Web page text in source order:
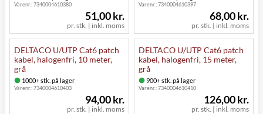
Varenr.:7340004610380
pr. stk. | inkl. moms
51,00 kr.
Varenr.:7340004610397
pr. stk. | inkl. moms
68,00 kr.
DELTACO U/UTP Cat6 patch
kabel, halogenfri, 10 meter,
grå
1000+ stk. på lager
Varenr.:7340004610403
pr. stk. | inkl. moms
94,00 kr.
DELTACO U/UTP Cat6 patch
kabel, halogenfri, 15 meter,
grå
900+ stk. på lager
Varenr.:7340004610410
pr. stk. | inkl. moms
126,00 kr.